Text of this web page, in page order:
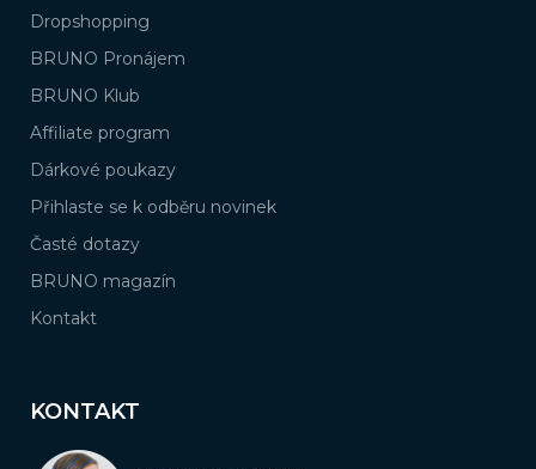
Dropshopping
BRUNO Pronájem
BRUNO Klub
Affiliate program
Dárkové poukazy
Přihlaste se k odběru novinek
Časté dotazy
BRUNO magazín
Kontakt
KONTAKT